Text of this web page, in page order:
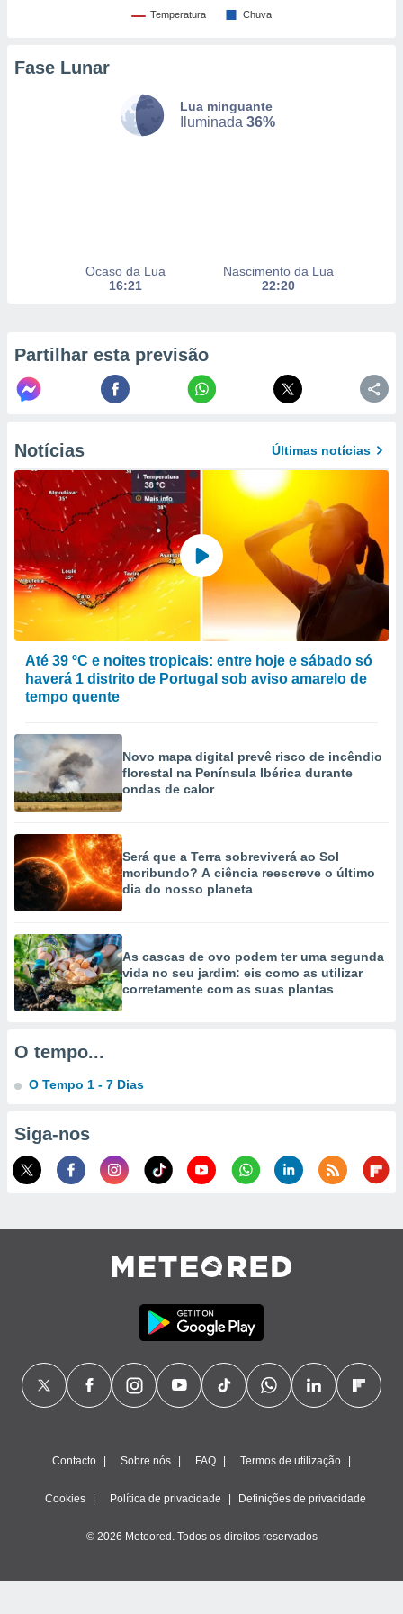
em “
utilizar
criar
medir
da
medir o
dos
os
de
de dados
fontes,
e melhorar
através
estudos
e
de
Temperatura Chuva
Fase Lunar
Lua minguante
Iluminada 36%
Ocaso da Lua
16:21
Nascimento da Lua
22:20
Partilhar esta previsão
Notícias Últimas notícias
Até 39 ºC e noites tropicais: entre hoje e sábado só
haverá 1 distrito de Portugal sob aviso amarelo de
tempo quente
Novo mapa digital prevê risco de incêndio
florestal na Península Ibérica durante
ondas de calor
Será que a Terra sobreviverá ao Sol
moribundo? A ciência reescreve o último
dia do nosso planeta
As cascas de ovo podem ter uma segunda
vida no seu jardim: eis como as utilizar
corretamente com as suas plantas
O tempo...
O Tempo 1 - 7 Dias
Siga-nos
Contacto Sobre nós FAQ Termos de utilização
Cookies Política de privacidade Definições de privacidade
© 2026 Meteored. Todos os direitos reservados